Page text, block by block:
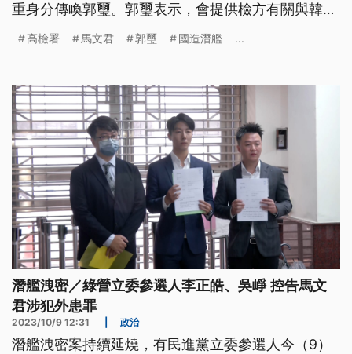
重身分傳喚郭璽。郭璽表示，會提供檢方有關與韓國
則說，明（17）日會親自到高檢署說明。
高檢署 馬文君 郭璽 國造潛艦 ...
潛艦洩密／綠營立委參選人李正皓、吳崢 控告馬文
君涉犯外患罪
2023/10/9 12:31 政治
潛艦洩密案持續延燒，有民進黨立委參選人今（9）